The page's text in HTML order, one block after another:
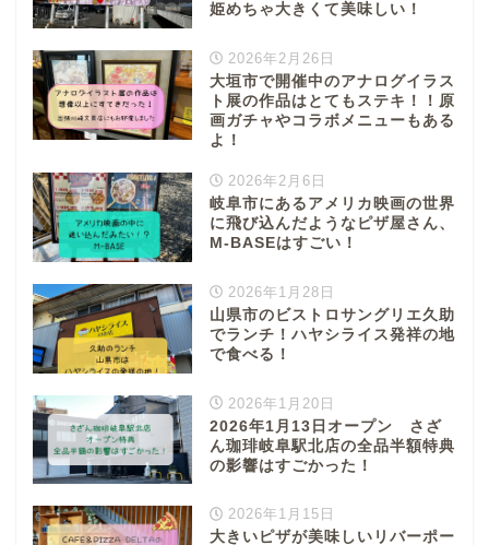
姫めちゃ大きくて美味しい！
2026年2月26日
大垣市で開催中のアナログイラス
ト展の作品はとてもステキ！！原
画ガチャやコラボメニューもある
よ！
2026年2月6日
岐阜市にあるアメリカ映画の世界
に飛び込んだようなピザ屋さん、
M-BASEはすごい！
2026年1月28日
山県市のビストロサングリエ久助
でランチ！ハヤシライス発祥の地
で食べる！
2026年1月20日
2026年1月13日オープン さざ
ん珈琲岐阜駅北店の全品半額特典
の影響はすごかった！
2026年1月15日
大きいピザが美味しいリバーポー